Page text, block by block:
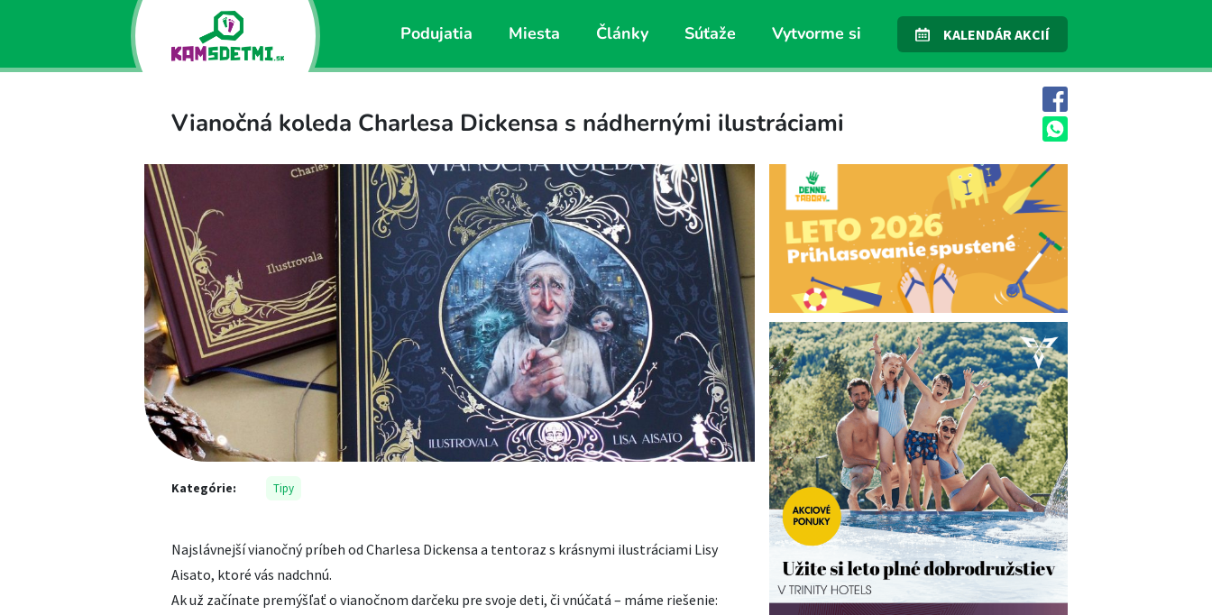
Podujatia Miesta Články Súťaže Vytvorme si KALENDÁR AKCIÍ
Vianočná koleda Charlesa Dickensa s nádhernými ilustráciami
Kategórie: Tipy
Najslávnejší vianočný príbeh od Charlesa Dickensa a tentoraz s krásnymi ilustráciami Lisy
Aisato, ktoré vás nadchnú.
Ak už začínate premýšľať o vianočnom darčeku pre svoje deti, či vnúčatá – máme riešenie: